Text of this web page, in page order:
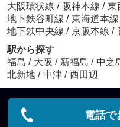
大阪環状線 / 阪神本線 / 東
地下鉄谷町線 / 東海道本線
地下鉄中央線 / 京阪本線 /
駅から探す
福島 / 大阪 / 新福島 / 中之
北新地 / 中津 / 西田辺
電話で